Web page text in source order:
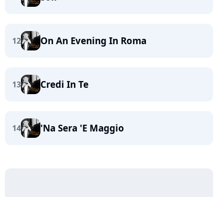
12 On An Evening In Roma
13 Credi In Te
14 'Na Sera 'E Maggio